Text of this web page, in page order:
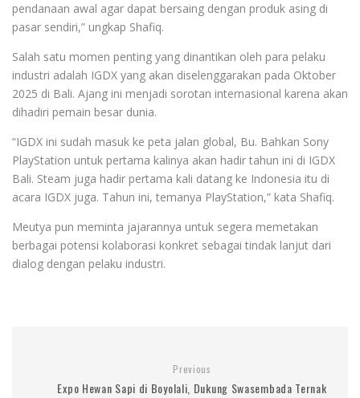
pendanaan awal agar dapat bersaing dengan produk asing di
pasar sendiri,” ungkap Shafiq.
Salah satu momen penting yang dinantikan oleh para pelaku
industri adalah IGDX yang akan diselenggarakan pada Oktober
2025 di Bali. Ajang ini menjadi sorotan internasional karena akan
dihadiri pemain besar dunia.
“IGDX ini sudah masuk ke peta jalan global, Bu. Bahkan Sony
PlayStation untuk pertama kalinya akan hadir tahun ini di IGDX
Bali. Steam juga hadir pertama kali datang ke Indonesia itu di
acara IGDX juga. Tahun ini, temanya PlayStation,” kata Shafiq.
Meutya pun meminta jajarannya untuk segera memetakan
berbagai potensi kolaborasi konkret sebagai tindak lanjut dari
dialog dengan pelaku industri.
Previous
Expo Hewan Sapi di Boyolali, Dukung Swasembada Ternak